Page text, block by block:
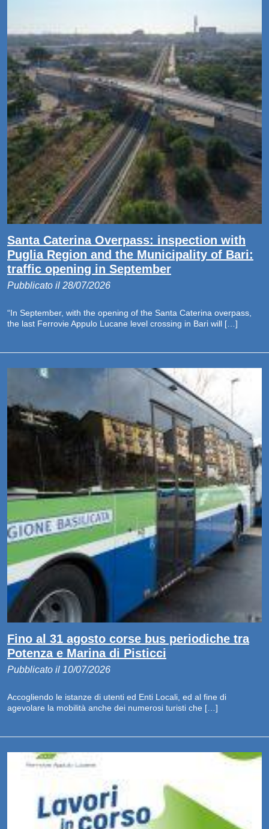
Santa Caterina Overpass: inspection with
Puglia Region and the Municipality of Bari:
traffic opening in September
Pubblicato il 28/07/2026
“In September, with the opening of the Santa Caterina overpass,
the last Ferrovie Appulo Lucane level crossing in Bari will […]
Fino al 31 agosto corse bus periodiche tra
Potenza e Marina di Pisticci
Pubblicato il 10/07/2026
Accogliendo le istanze di utenti ed Enti Locali, ed al fine di
agevolare la mobilità anche dei numerosi turisti che […]